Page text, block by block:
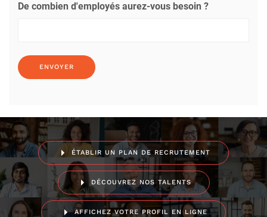
De combien d'employés aurez-vous besoin ?
ÉTABLIR UN PLAN DE RECRUTEMENT
DÉCOUVREZ NOS TALENTS
AFFICHEZ VOTRE PROFIL EN LIGNE